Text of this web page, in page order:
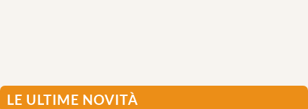
LE ULTIME NOVITÀ